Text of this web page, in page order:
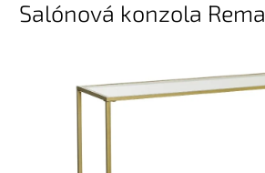
Salónová konzola Rema